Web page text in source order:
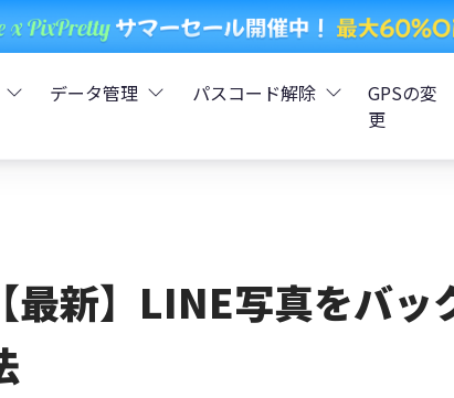
復元
- Android不具合修復
- iTunes不具合修復
Boot Genius
データ管理
iCareFone - AndroidとiOS間でデータ転送
パスコード解除
4MeKey - アクティベ
4uKey - iOSパスワード管
GPSの変
更
最新】LINE写真をバッ